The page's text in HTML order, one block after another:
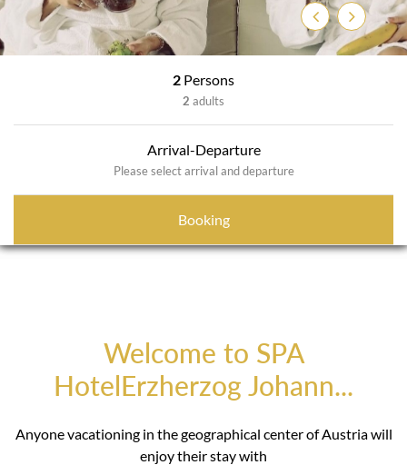
Previous
Next
2 Persons
2 adults
Arrival-Departure
Please select arrival and departure
Booking
Welcome to SPA
HotelErzherzog Johann...
Anyone vacationing in the geographical center of Austria will
enjoy their stay with